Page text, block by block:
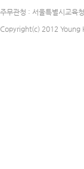
주무관청 : 서울특별시교육
Copyright(c) 2012 Young